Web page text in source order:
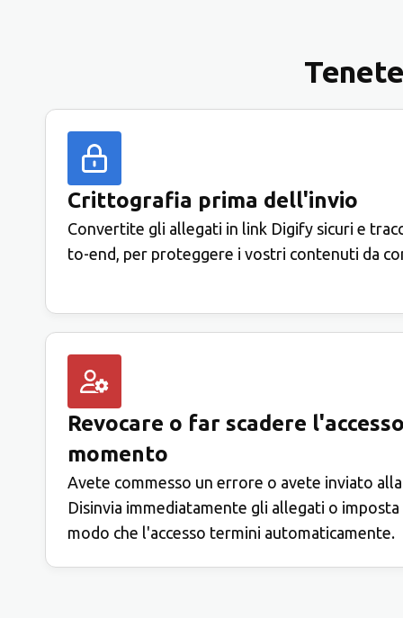
Crittografia prima dell'invio
Convertite gli allegati in link Digify sicuri e
to-end, per proteggere i vostri contenuti da
Revocare o far scadere
momento
Avete commesso un errore o avete inviato
Disinvia immediatamente gli allegati o imposta
modo che l'accesso termini automaticamente.